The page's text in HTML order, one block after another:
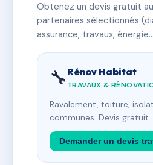
Obtenez un devis gratuit
partenaires sélectionnés
assurance, travaux,
🔧 Rénov Habitat
TRAVAUX &
Ravalement, toiture,
communes. Devis gratuit.
Demander un devis